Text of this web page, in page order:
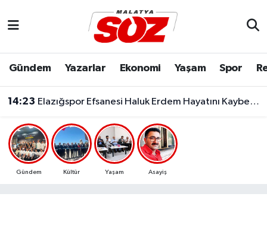
Gündem Yazarlar Ekonomi Yaşam Spor
14:23 Elazığspor Efsanesi Haluk Erdem Hayatını Kaybetti
Gündem Kültür Yaşam Asayiş
Dünya
Eğitim
Ekonomi
Malatya Nöbetçi Eczaneler
Malatya Namaz Vakitleri
Malatya Trafik Yoğunluk Haritası
Süper Lig Puan Durumu ve Fikstür